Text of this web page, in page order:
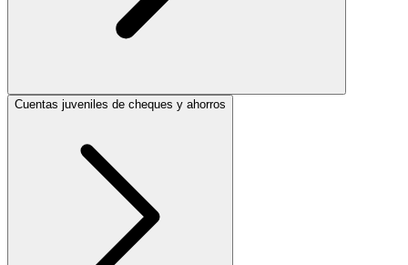
Cuentas juveniles de cheques y ahorros